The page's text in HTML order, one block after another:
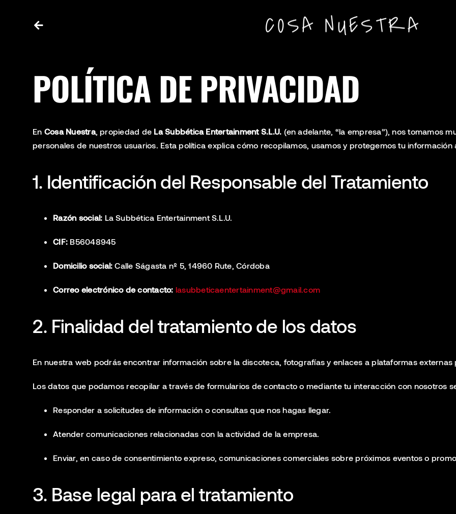
POLÍTICA DE PRIVACIDAD
En Cosa Nuestra, propiedad de La Subbética Entertainment S.L.U. (en adelante, “la empresa”), nos tomamos
personales de nuestros usuarios. Esta política explica cómo recopilamos, usamos y protegemos tu
1. Identificación del Responsable del Tratamiento
Razón social: La Subbética Entertainment S.L.U.
CIF: B56048945
Domicilio social: Calle Ságasta nº 5, 14960 Rute, Córdoba
Correo electrónico de contacto: lasubbeticaentertainment@gmail.com
2. Finalidad del tratamiento de los datos
En nuestra web podrás encontrar información sobre la discoteca, fotografías y enlaces a plataformas
Los datos que podamos recopilar a través de formularios de contacto o mediante tu interacción con nosotros
Responder a solicitudes de información o consultas que nos hagas llegar.
Atender comunicaciones relacionadas con la actividad de la empresa.
Enviar, en caso de consentimiento expreso, comunicaciones comerciales sobre próximos eventos o
3. Base legal para el tratamiento